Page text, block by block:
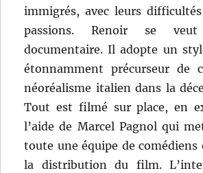
immigrés, avec leurs
passions. Renoir se
documentaire. Il adopte un
étonnamment précurseur de
néoréalisme italien dans la
Tout est filmé sur place, en
l’aide de Marcel Pagnol qui
toute une équipe de comédiens
la distribution du film.